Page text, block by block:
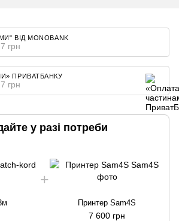
ВІД MONOBANK
грн
ПРИВАТБАНКУ
грн
у разі потреби
Принтер Sam4S
7 600 грн